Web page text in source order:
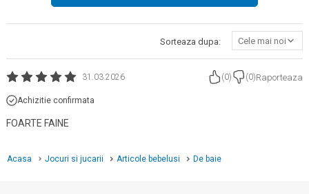
Sorteaza dupa: Cele mai noi
31.03.2026 (0) (0)Raporteaza
Achizitie confirmata
FOARTE FAINE
Acasa Jocuri si jucarii Articole bebelusi De baie